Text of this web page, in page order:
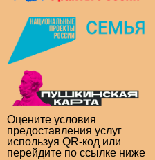
Оцените условия
предоставления услуг
используя QR-код или
перейдите по ссылке ниже